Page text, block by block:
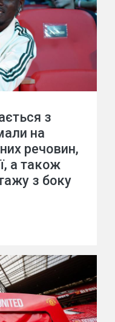
з
на
речовин,
а також
з боку